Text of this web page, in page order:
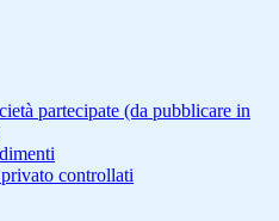
partecipate (da pubblicare in
controllati